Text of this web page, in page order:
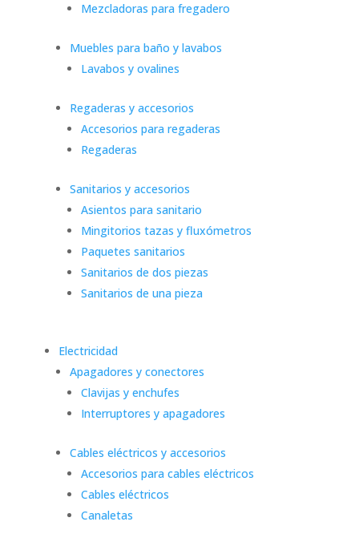
Mezcladoras para fregadero
Muebles para baño y lavabos
Lavabos y ovalines
Regaderas y accesorios
Accesorios para regaderas
Regaderas
Sanitarios y accesorios
Asientos para sanitario
Mingitorios tazas y fluxómetros
Paquetes sanitarios
Sanitarios de dos piezas
Sanitarios de una pieza
Electricidad
Apagadores y conectores
Clavijas y enchufes
Interruptores y apagadores
Cables eléctricos y accesorios
Accesorios para cables eléctricos
Cables eléctricos
Canaletas